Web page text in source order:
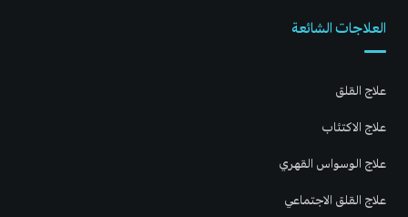
العلاجات الشائعة
علاج القلق
علاج الاكتئاب
علاج الوسواس القهري
علاج القلق الاجتماعي